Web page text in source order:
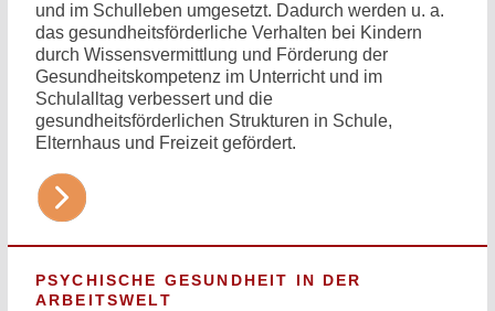
und im Schulleben umgesetzt. Dadurch werden u. a.
das gesundheitsförderliche Verhalten bei Kindern
durch Wissensvermittlung und Förderung der
Gesundheitskompetenz im Unterricht und im
Schulalltag verbessert und die
gesundheitsförderlichen Strukturen in Schule,
Elternhaus und Freizeit gefördert.
PSYCHISCHE GESUNDHEIT IN DER
ARBEITSWELT